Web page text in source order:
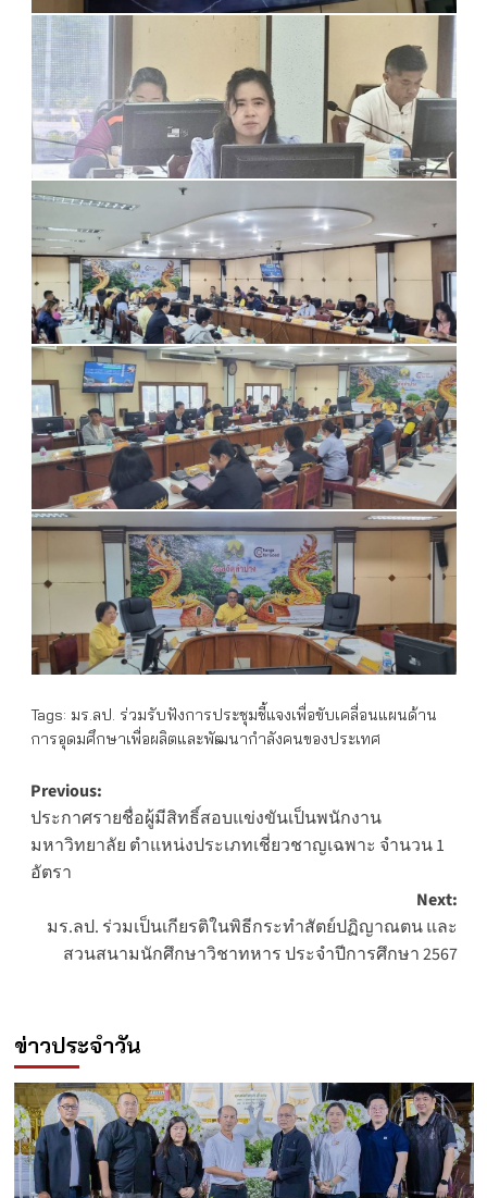
Tags: มร.ลป. ร่วมรับฟังการประชุมชี้แจงเพื่อขับเคลื่อนแผนด้าน
การอุดมศึกษาเพื่อผลิตและพัฒนากำลังคนของประเทศ
Post
navigation
Previous:
ประกาศรายชื่อผู้มีสิทธิ์สอบแข่งขันเป็นพนักงาน
มหาวิทยาลัย ตำแหน่งประเภทเชี่ยวชาญเฉพาะ จำนวน 1
อัตรา
Next:
มร.ลป. ร่วมเป็นเกียรติในพิธีกระทำสัตย์ปฏิญาณตน และ
สวนสนามนักศึกษาวิชาทหาร ประจำปีการศึกษา 2567
ข่าวประจำวัน